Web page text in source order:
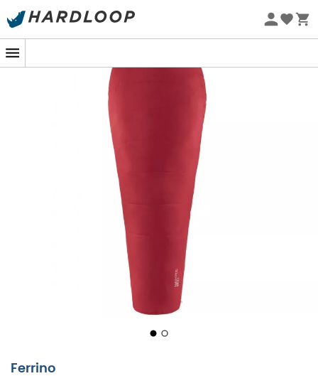
-5% Extra - Code Summer5
Ferrino
Nutzbar bei einer Komforttemperatur von 0°C, wird
Treks
schätzen wir seineAnti-Kälte-Kapuze, die das
Wärmegefühl während deiner Nächte verbessert. Der
Nightec Lite Pro 600
ist eine sichere Wahl, um dich von
den langen Wanderstunden während deiner
zu erholen!
Komforttemperatur: 0°C
Grenztemperatur: -5°C
Extremtemperatur: -22°C
Synthetische Isolierung
Mikrofaser 740 g Shingle-Konstruktion
, die eine höhere Wärmeisolierung
bei gleichem Volumen ermöglicht
Einfacher Zugang und garantierter Komfort
(55 cm)